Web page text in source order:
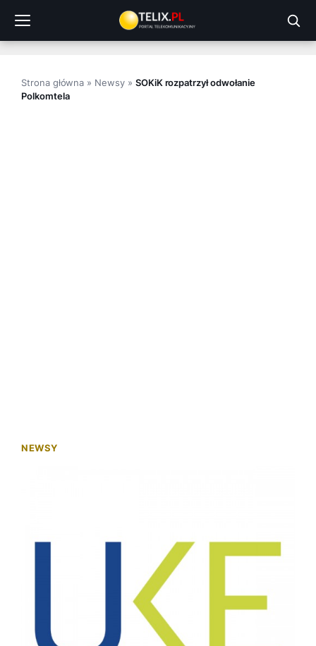
treści
Strona główna » Newsy» SOKiK rozpatrzył odwołanie
Polkomtela
NEWSY